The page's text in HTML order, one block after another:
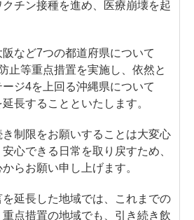
クチン接種を進め、医療崩壊を起
など7つの都道府県について
止等重点措置を実施し、依然と
ジ4を上回る沖縄県について
長することといたします。
制限をお願いすることは大変心
心できる日常を取り戻すため、
らお願い申し上げます。
延長した地域では、これまでの
点措置の地域でも、引き続き飲